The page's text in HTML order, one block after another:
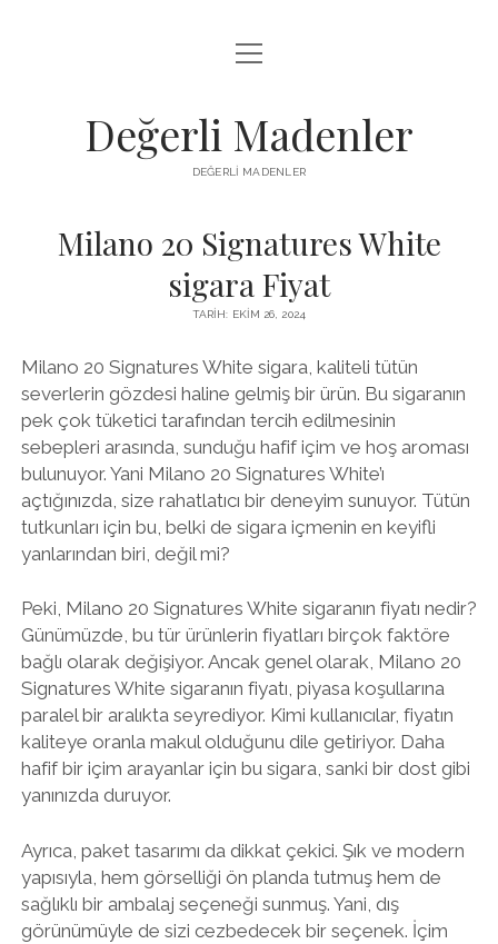
FACEBOOK TAKIPÇI YÜKSELTME HILESI
menüyü
aç
Değerli Madenler
DEĞERLI MADENLER
Milano 20 Signatures White
sigara Fiyat
TARIH: EKIM 26, 2024
Milano 20 Signatures White sigara, kaliteli tütün
severlerin gözdesi haline gelmiş bir ürün. Bu sigaranın
pek çok tüketici tarafından tercih edilmesinin
sebepleri arasında, sunduğu hafif içim ve hoş aroması
bulunuyor. Yani Milano 20 Signatures White’ı
açtığınızda, size rahatlatıcı bir deneyim sunuyor. Tütün
tutkunları için bu, belki de sigara içmenin en keyifli
yanlarından biri, değil mi?
Peki, Milano 20 Signatures White sigaranın fiyatı nedir?
Günümüzde, bu tür ürünlerin fiyatları birçok faktöre
bağlı olarak değişiyor. Ancak genel olarak, Milano 20
Signatures White sigaranın fiyatı, piyasa koşullarına
paralel bir aralıkta seyrediyor. Kimi kullanıcılar, fiyatın
kaliteye oranla makul olduğunu dile getiriyor. Daha
hafif bir içim arayanlar için bu sigara, sanki bir dost gibi
yanınızda duruyor.
Ayrıca, paket tasarımı da dikkat çekici. Şık ve modern
yapısıyla, hem görselliği ön planda tutmuş hem de
sağlıklı bir ambalaj seçeneği sunmuş. Yani, dış
görünümüyle de sizi cezbedecek bir seçenek. İçim